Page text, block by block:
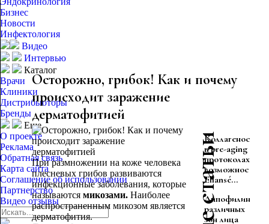
Бизнес
Новости
Инфектология
Видео
Интервью
Каталог
Врачи
Клиники
Дистрибьюторы
Бренды
Еще
О проекте
Реклама
Обратная связь
Карта сайта
Соглашение об использовании
Партнерство
Видео отзывы
Осторожно, грибок! Как и почему
происходит заражение
дерматофитией
При размножении на коже человека
плесневых грибов развиваются
инфекционные заболевания, которые
называются микозами.Наиболее
распространенным микозом является
дерматофития.
в pre-aging
протоколах:
возможности
Ellansé...
Липофилинг
различных
зон лица